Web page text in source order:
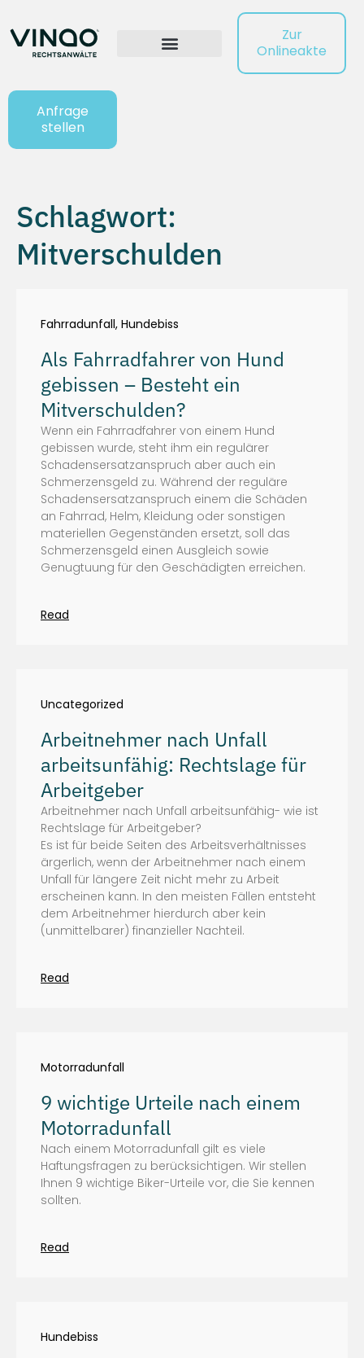
Zur
Onlineakte
Anfrage
stellen
Schlagwort:
Mitverschulden
Fahrradunfall, Hundebiss
Als Fahrradfahrer von Hund
gebissen – Besteht ein
Mitverschulden?
Wenn ein Fahrradfahrer von einem Hund
gebissen wurde, steht ihm ein regulärer
Schadensersatzanspruch aber auch ein
Schmerzensgeld zu. Während der reguläre
Schadensersatzanspruch einem die Schäden
an Fahrrad, Helm, Kleidung oder sonstigen
materiellen Gegenständen ersetzt, soll das
Schmerzensgeld einen Ausgleich sowie
Genugtuung für den Geschädigten erreichen.
Read
Uncategorized
Arbeitnehmer nach Unfall
arbeitsunfähig: Rechtslage für
Arbeitgeber
Arbeitnehmer nach Unfall arbeitsunfähig- wie ist
Rechtslage für Arbeitgeber?
Es ist für beide Seiten des Arbeitsverhältnisses
ärgerlich, wenn der Arbeitnehmer nach einem
Unfall für längere Zeit nicht mehr zu Arbeit
erscheinen kann. In den meisten Fällen entsteht
dem Arbeitnehmer hierdurch aber kein
(unmittelbarer) finanzieller Nachteil.
Read
Motorradunfall
9 wichtige Urteile nach einem
Motorradunfall
Nach einem Motorradunfall gilt es viele
Haftungsfragen zu berücksichtigen. Wir stellen
Ihnen 9 wichtige Biker-Urteile vor, die Sie kennen
sollten.
Read
Hundebiss